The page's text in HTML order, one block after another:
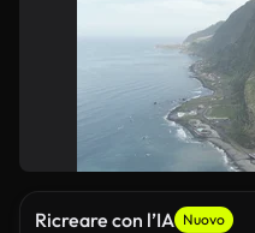
Ricreare con l’IA Nuovo